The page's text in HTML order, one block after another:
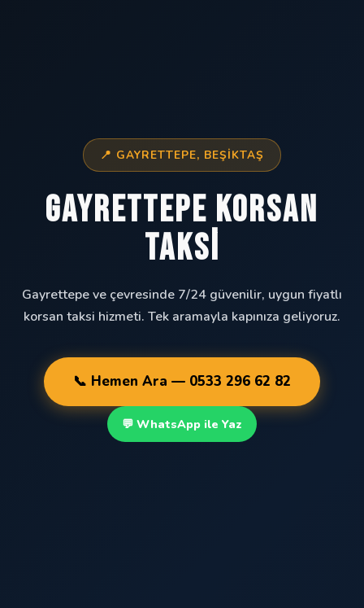
📍 GAYRETTEPE, BEŞIKTAŞ
Gayrettepe Korsan
Taksi
Gayrettepe ve çevresinde 7/24 güvenilir, uygun fiyatlı
korsan taksi hizmeti. Tek aramayla kapınıza geliyoruz.
📞 Hemen Ara — 0533 296 62 82
💬 WhatsApp ile Yaz